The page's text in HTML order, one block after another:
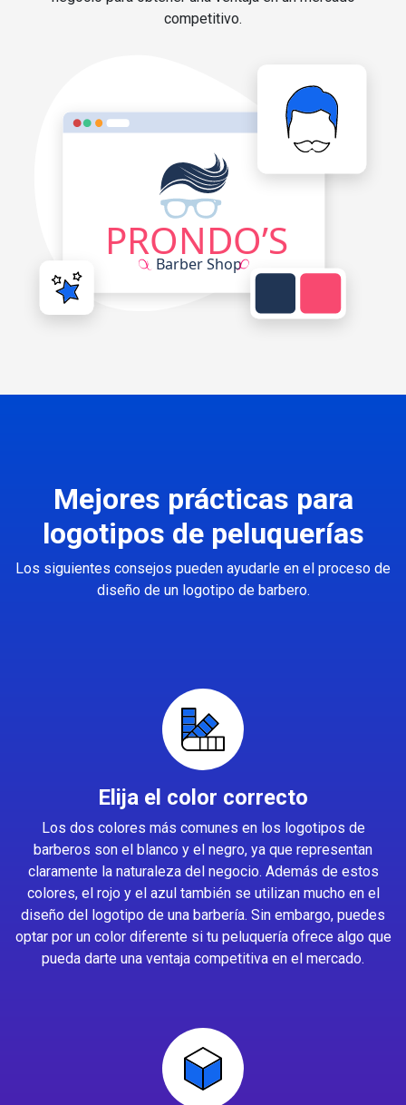
competitivo.
Mejores prácticas para
logotipos de peluquerías
Los siguientes consejos pueden ayudarle en el proceso de
diseño de un logotipo de barbero.
Elija el color correcto
Los dos colores más comunes en los logotipos de
barberos son el blanco y el negro, ya que representan
claramente la naturaleza del negocio. Además de estos
colores, el rojo y el azul también se utilizan mucho en el
diseño del logotipo de una barbería. Sin embargo, puedes
optar por un color diferente si tu peluquería ofrece algo que
pueda darte una ventaja competitiva en el mercado.